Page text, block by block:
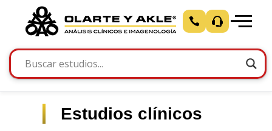
Estudios clínicos